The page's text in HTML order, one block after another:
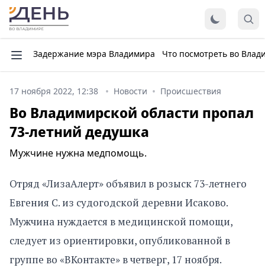
Задержание мэра Владимира Что посмотреть во
17 ноября 2022, 12:38 Новости Происшествия
Во Владимирской области пропал
73-летний дедушка
Мужчине нужна медпомощь.
Отряд «ЛизаАлерт» объявил в розыск 73-летнего
Евгения С. из судогодской деревни Исаково.
Мужчина нуждается в медицинской помощи,
следует из ориентировки, опубликованной в
группе во «ВКонтакте» в четверг, 17 ноября.